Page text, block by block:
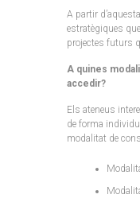
A partir
estratègiques
projectes futurs
A quines
accedir?
Els ateneus
de forma
modalitat de